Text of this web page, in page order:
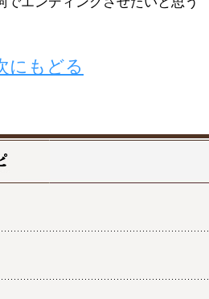
にもどる